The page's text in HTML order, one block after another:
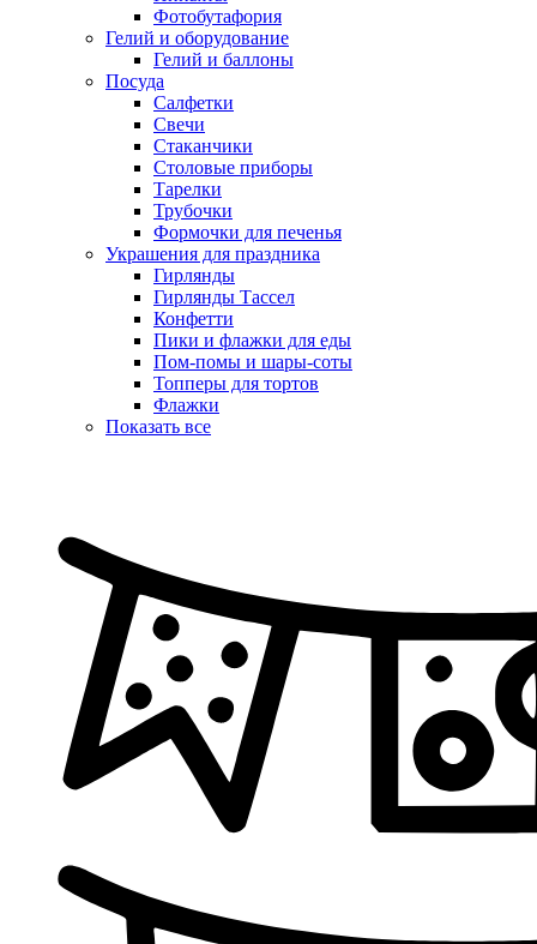
Фотобутафория
Гелий и оборудование
Гелий и баллоны
Посуда
Салфетки
Свечи
Стаканчики
Столовые приборы
Тарелки
Трубочки
Формочки для печенья
Украшения для праздника
Гирлянды
Гирлянды Тассел
Конфетти
Пики и флажки для еды
Пом-помы и шары-соты
Топперы для тортов
Флажки
Показать все